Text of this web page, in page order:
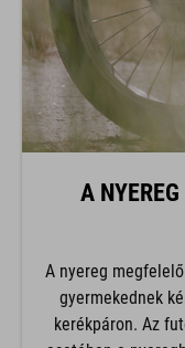
A
A nyereg
gyermekednek
kerékpáron. Az